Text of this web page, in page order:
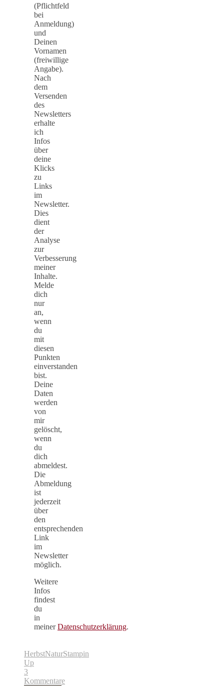
(Pflichtfeld
bei
Anmeldung)
und
Deinen
Vornamen
(freiwillige
Angabe).
Nach
dem
Versenden
des
Newsletters
erhalte
ich
Infos
über
deine
Klicks
zu
Links
im
Newsletter.
Dies
dient
der
Analyse
zur
Verbesserung
meiner
Inhalte.
Melde
dich
nur
an,
wenn
du
mit
diesen
Punkten
einverstanden
bist.
Deine
Daten
werden
von
mir
gelöscht,
wenn
du
dich
abmeldest.
Die
Abmeldung
ist
jederzeit
über
den
entsprechenden
Link
im
Newsletter
möglich.
Weitere
Infos
findest
du
in
meinerDatenschutzerklärung.
HerbstNaturStampin
Up
3
Kommentare